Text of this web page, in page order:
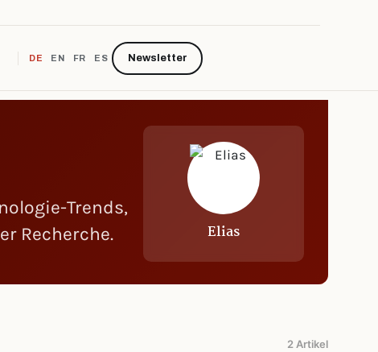
Trends,
Recherche.
Elias
2 Artikel
DE EN FR ES Newsletter